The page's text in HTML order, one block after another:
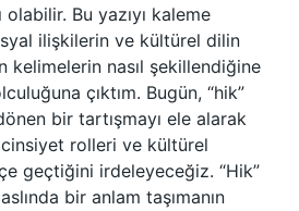
olabilir. Bu yazıyı kaleme
ilişkilerin ve kültürel dilin
kelimelerin nasıl şekillendiğine
çıktım. Bugün, “hik”
bir tartışmayı ele alarak
rolleri ve kültürel
geçtiğini irdeleyeceğiz. “Hik”
bir anlam taşımanın